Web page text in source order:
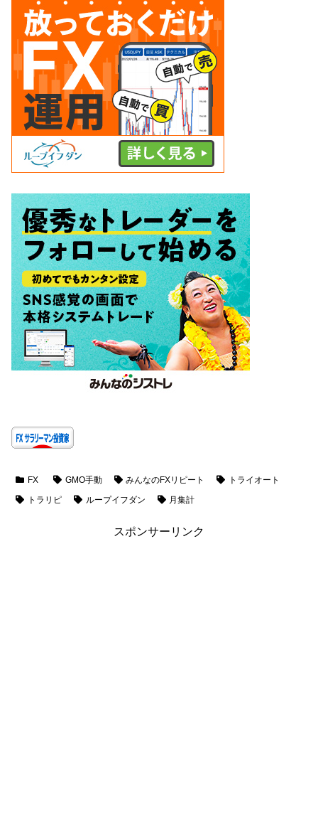
FX GMO手動 みんなのFXリピート
トライオート
トラリピ
ループイフダン 月集計
スポンサーリンク